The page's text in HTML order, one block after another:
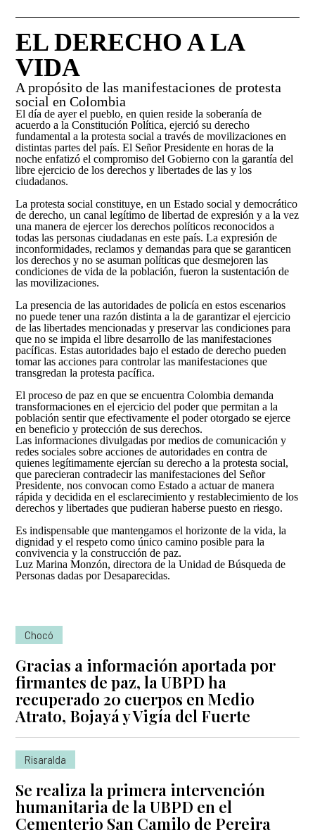
Abecé de la Unidad de Búsqueda
Información de la entidad
Entes y autoridades que vigilan
Otras entidades relacionadas
Peticiones, Quejas, Reclamos, Sugerencias y/o
Denuncias
Preguntas frecuentes
Notificaciones por aviso
Notificaciones disciplinarias
Banco de hojas de vida
Descripción general
Diagnóstico de necesidades y problemas
Presupuesto participativo
Contacto ciudadano
Rendición de cuentas – UBPD
Control social
Colaboración e innovación
Lineamientos de participación en la búsqueda
Ruta de participación en la búsqueda
Banco de Iniciativas – Red de Apoyo Operativo para
la Búsqueda
Así avanzamos
ASÍ BUSCAMOS
Plan Nacional de Búsqueda
Planes Regionales de Búsqueda
Seguimiento a los Planes Regionales de Búsqueda
Sistema Nacional de Búsqueda
Pactos Regionales de Búsqueda
Universo de personas dadas por desaparecidas
Estándares para la Búsqueda de Personas
Desaparecidas
Listado de personas dadas por desaparecidas
Mapa de lugares de interés forense para la
Mapa de personas buscadoras según solicitudes de
búsqueda
Generación de conocimiento para la búsqueda
HISTORIAS
Podcast
Especiales
Exposiciones
TU FECHA, NUESTRA FECHA
Buscar
en
el
portal
EL DERECHO A LA
VIDA
A propósito de las manifestaciones de protesta
social en Colombia
El día de ayer el pueblo, en quien reside la soberanía de
acuerdo a la Constitución Política, ejerció su derecho
fundamental a la protesta social a través de movilizaciones en
distintas partes del país. El Señor Presidente en horas de la
noche enfatizó el compromiso del Gobierno con la garantía del
libre ejercicio de los derechos y libertades de las y los
ciudadanos.
La protesta social constituye, en un Estado social y democrático
de derecho, un canal legítimo de libertad de expresión y a la vez
una manera de ejercer los derechos políticos reconocidos a
todas las personas ciudadanas en este país. La expresión de
inconformidades, reclamos y demandas para que se garanticen
los derechos y no se asuman políticas que desmejoren las
condiciones de vida de la población, fueron la sustentación de
las movilizaciones.
La presencia de las autoridades de policía en estos escenarios
no puede tener una razón distinta a la de garantizar el ejercicio
de las libertades mencionadas y preservar las condiciones para
que no se impida el libre desarrollo de las manifestaciones
pacíficas. Estas autoridades bajo el estado de derecho pueden
tomar las acciones para controlar las manifestaciones que
transgredan la protesta pacífica.
El proceso de paz en que se encuentra Colombia demanda
transformaciones en el ejercicio del poder que permitan a la
población sentir que efectivamente el poder otorgado se ejerce
en beneficio y protección de sus derechos.
Las informaciones divulgadas por medios de comunicación y
redes sociales sobre acciones de autoridades en contra de
quienes legítimamente ejercían su derecho a la protesta social,
que parecieran contradecir las manifestaciones del Señor
Presidente, nos convocan como Estado a actuar de manera
rápida y decidida en el esclarecimiento y restablecimiento de los
derechos y libertades que pudieran haberse puesto en riesgo.
Es indispensable que mantengamos el horizonte de la vida, la
dignidad y el respeto como único camino posible para la
convivencia y la construcción de paz.
Luz Marina Monzón, directora de la Unidad de Búsqueda de
Personas dadas por Desaparecidas.
Chocó
Gracias a información aportada por
firmantes de paz, la UBPD ha
recuperado 20 cuerpos en Medio
Atrato, Bojayá y Vigía del Fuerte
Risaralda
Se realiza la primera intervención
humanitaria de la UBPD en el
Cementerio San Camilo de Pereira